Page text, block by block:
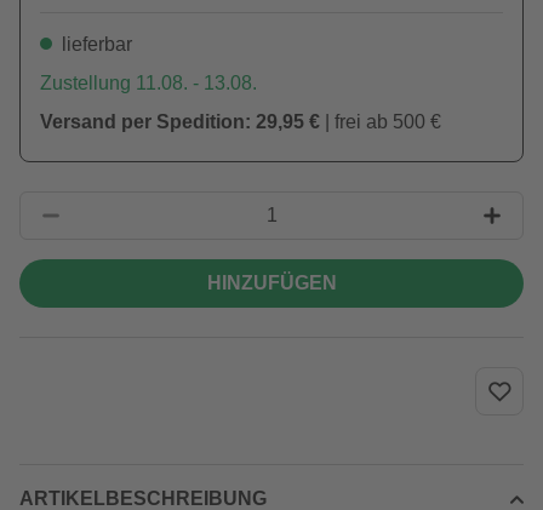
lieferbar
Zustellung 11.08. - 13.08.
Versand per Spedition: 29,95 € | frei ab 500 €
HINZUFÜGEN
ARTIKELBESCHREIBUNG